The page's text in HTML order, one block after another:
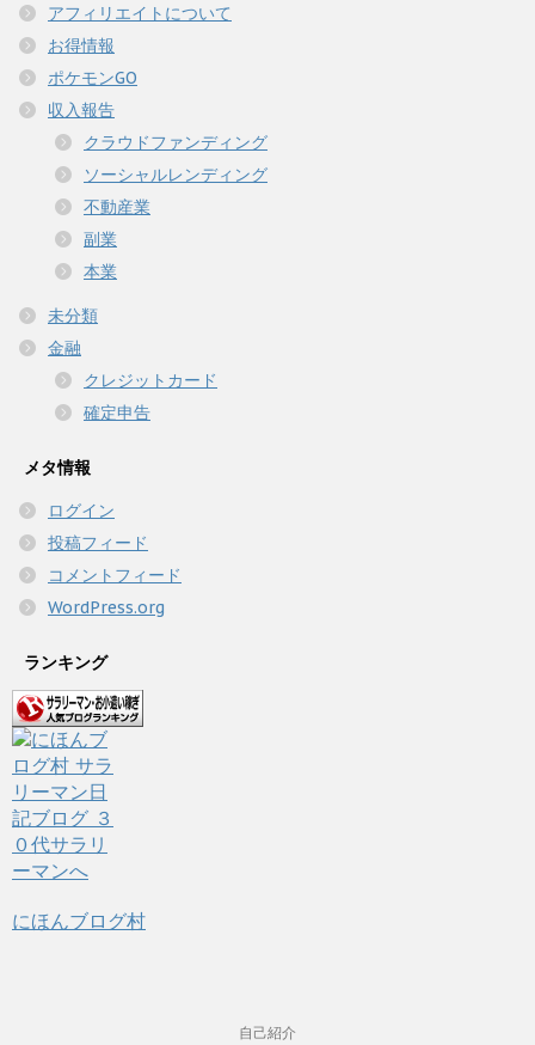
アフィリエイトについて
お得情報
ポケモンGO
収入報告
クラウドファンディング
ソーシャルレンディング
不動産業
副業
本業
未分類
金融
クレジットカード
確定申告
メタ情報
ログイン
投稿フィード
コメントフィード
WordPress.org
ランキング
にほんブログ村
自己紹介